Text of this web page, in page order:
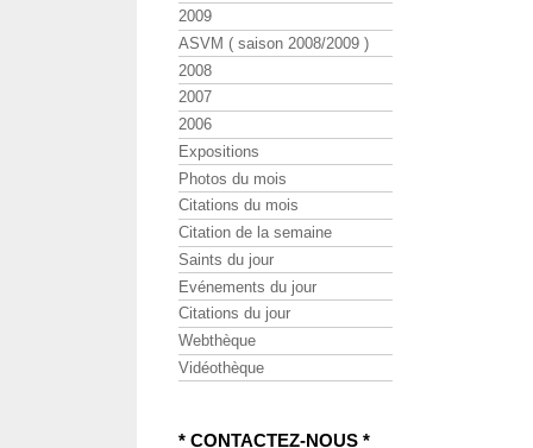
2009
ASVM ( saison 2008/2009 )
2008
2007
2006
Expositions
Photos du mois
Citations du mois
Citation de la semaine
Saints du jour
Evénements du jour
Citations du jour
Webthèque
Vidéothèque
* CONTACTEZ-NOUS *